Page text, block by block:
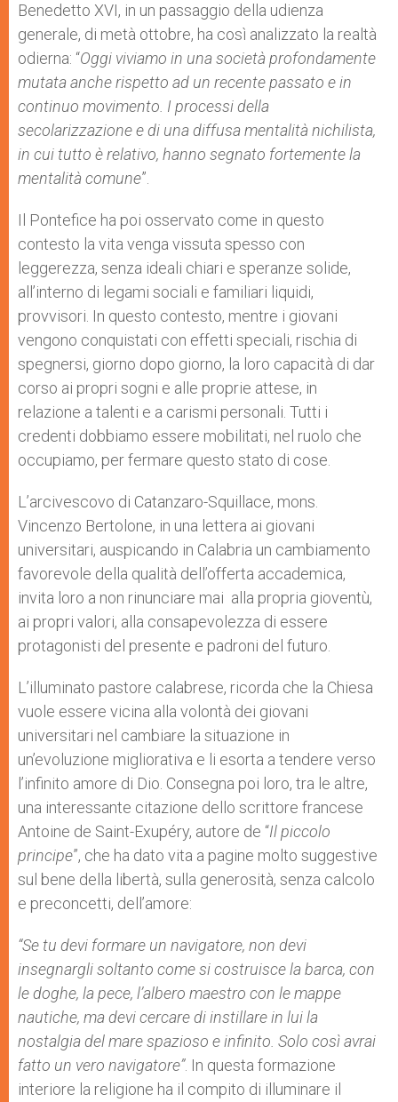
Benedetto XVI, in un passaggio della udienza
generale, di metà ottobre, ha così analizzato la realtà
odierna: “Oggi viviamo in una società profondamente
mutata anche rispetto ad un recente passato e in
continuo movimento. I processi della
secolarizzazione e di una diffusa mentalità nichilista,
in cui tutto è relativo, hanno segnato fortemente la
mentalità comune”.
Il Pontefice ha poi osservato come in questo
contesto la vita venga vissuta spesso con
leggerezza, senza ideali chiari e speranze solide,
all’interno di legami sociali e familiari liquidi,
provvisori. In questo contesto, mentre i giovani
vengono conquistati con effetti speciali, rischia di
spegnersi, giorno dopo giorno, la loro capacità di dar
corso ai propri sogni e alle proprie attese, in
relazione a talenti e a carismi personali. Tutti i
credenti dobbiamo essere mobilitati, nel ruolo che
occupiamo, per fermare questo stato di cose.
L’arcivescovo di Catanzaro-Squillace, mons.
Vincenzo Bertolone, in una lettera ai giovani
universitari, auspicando in Calabria un cambiamento
favorevole della qualità dell’offerta accademica,
invita loro a non rinunciare mai alla propria gioventù,
ai propri valori, alla consapevolezza di essere
protagonisti del presente e padroni del futuro.
L’illuminato pastore calabrese, ricorda che la Chiesa
vuole essere vicina alla volontà dei giovani
universitari nel cambiare la situazione in
un’evoluzione migliorativa e li esorta a tendere verso
l’infinito amore di Dio. Consegna poi loro, tra le altre,
una interessante citazione dello scrittore francese
Antoine de Saint-Exupéry, autore de “Il piccolo
principe”, che ha dato vita a pagine molto suggestive
sul bene della libertà, sulla generosità, senza calcolo
e preconcetti, dell’amore:
“Se tu devi formare un navigatore, non devi
insegnargli soltanto come si costruisce la barca, con
le doghe, la pece, l’albero maestro con le mappe
nautiche, ma devi cercare di instillare in lui la
nostalgia del mare spazioso e infinito. Solo così avrai
fatto un vero navigatore”. In questa formazione
interiore la religione ha il compito di illuminare il